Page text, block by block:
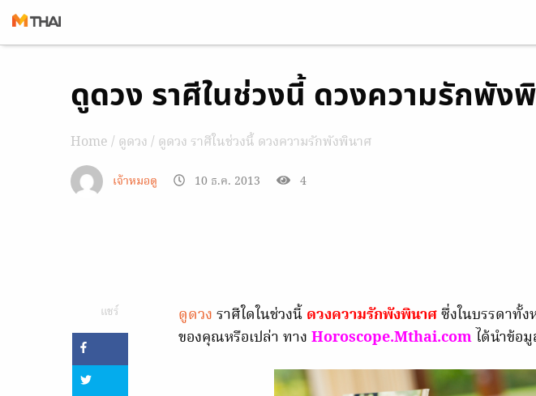
ดูดวง ราศีในช่วงนี้ ดวงความรักพัง
Home/ดูดวง/ ดูดวง ราศีในช่วงนี้ ดวงความรักพังพินาศ
เจ้าหมอดู 10 ธ.ค. 2013 4
แชร์ ดูดวง ราศีใดในช่วงนี้ ดวงความรักพังพินาศซึ่งในบรรดาทั้
ของคุณหรือเปล่า ทางHoroscope.Mthai.com ได้นำข้อ